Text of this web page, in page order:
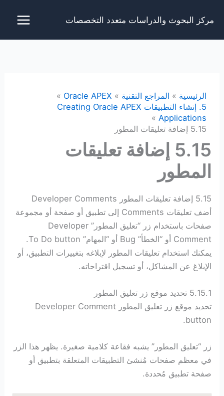
مركز البحوث والدراسات متعدد التخصصات
الرئيسية المراجع التقنية
Oracle APEX
5. إنشاء التطبيقات Creating Oracle APEX
Applications
5.15 إضافة تعليقات المطور
5.15 إضافة تعليقات
المطور
5.15 إضافة تعليقات المطور Developer Comments
أضف تعليقات Comments إلى تطبيق أو صفحة أو مجموعة
صفحات باستخدام زر “تعليق المطور” Developer
Comment أو “الخطأ” Bug أو “المهام” To Do button.
يمكنك استخدام تعليقات المطور لإبلاغه بتغييرات التطبيق، أو
الإبلاغ عن المشاكل، أو تسجيل اقتراحاته.
5.15.1 تحديد موقع زر تعليق المطور
تحديد موقع زر تعليق المطور Developer Comment
button.
زر “تعليق المطور” يشبه فقاعة كلامية صغيرة. يظهر هذا الزر
في معظم صفحات مُنشئ التطبيقات المتعلقة بتطبيق أو
صفحة تطبيق مُحددة.